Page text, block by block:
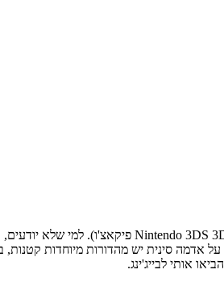
נינטנדו הרשמיים שנמכרו על אדמה סינית יש מהדורות